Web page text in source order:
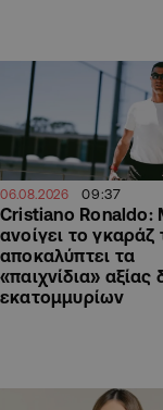
06.08.2026 09:37
Cristiano Ronaldo:
ανοίγει το γκαράζ
αποκαλύπτει τα
«παιχνίδια»
εκατομμυρίων